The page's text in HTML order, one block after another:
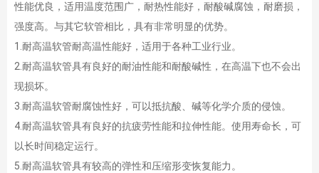
性能优良，适用温度范围广，耐热性能好，耐酸碱腐蚀，耐磨损，
强度高。与其它软管相比，具有非常明显的优势。
1.耐高温软管耐高温性能好，适用于各种工业行业。
2.耐高温软管具有良好的耐油性能和耐酸碱性，在高温下也不会出
现损坏。
3.耐高温软管耐腐蚀性好，可以抵抗酸、碱等化学介质的侵蚀。
4.耐高温软管具有良好的抗疲劳性能和拉伸性能。使用寿命长，可
以长时间稳定运行。
5.耐高温软管具有较高的弹性和压缩形变恢复能力。